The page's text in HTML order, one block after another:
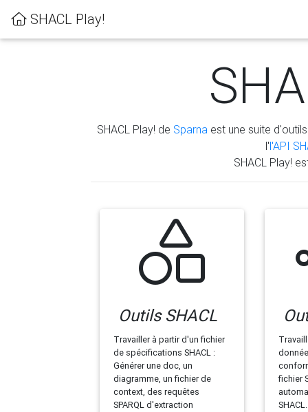
SHACL Play!
SHACL Play! de Sparna est une suite
l'l'API
SHACL Play!
Outils SHACL
Travailler à partir d'un fichier
de spécifications SHACL :
Générer une doc, un
diagramme, un fichier de
context, des requêtes
SPARQL d'extraction
fichier
SHACL.